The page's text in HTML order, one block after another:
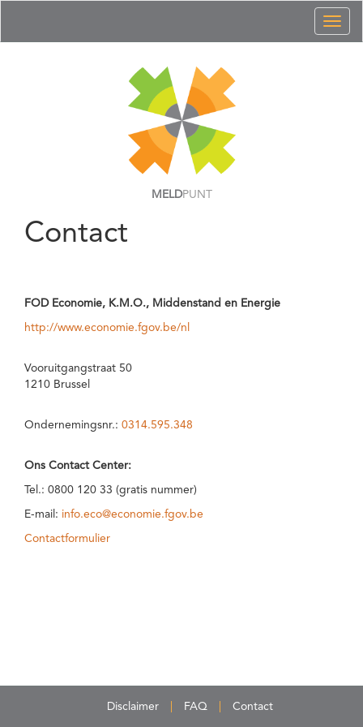
MELDPUNT
Contact
FOD Economie, K.M.O., Middenstand en Energie
http://www.economie.fgov.be/nl
Vooruitgangstraat 50
1210 Brussel
Ondernemingsnr.: 0314.595.348
Ons Contact Center:
Tel.: 0800 120 33 (gratis nummer)
E-mail: info.eco@economie.fgov.be
Contactformulier
Disclaimer FAQ Contact